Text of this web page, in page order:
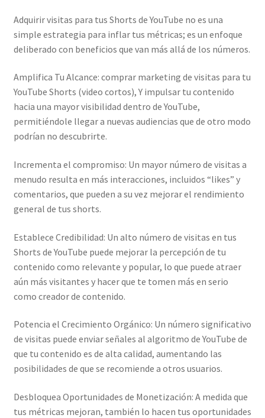
Adquirir visitas para tus Shorts de YouTube no es una
simple estrategia para inflar tus métricas; es un enfoque
deliberado con beneficios que van más allá de los números.
Amplifica Tu Alcance: comprar marketing de visitas para tu
YouTube Shorts (video cortos), Y impulsar tu contenido
hacia una mayor visibilidad dentro de YouTube,
permitiéndole llegar a nuevas audiencias que de otro modo
podrían no descubrirte.
Incrementa el compromiso: Un mayor número de visitas a
menudo resulta en más interacciones, incluidos “likes” y
comentarios, que pueden a su vez mejorar el rendimiento
general de tus shorts.
Establece Credibilidad: Un alto número de visitas en tus
Shorts de YouTube puede mejorar la percepción de tu
contenido como relevante y popular, lo que puede atraer
aún más visitantes y hacer que te tomen más en serio
como creador de contenido.
Potencia el Crecimiento Orgánico: Un número significativo
de visitas puede enviar señales al algoritmo de YouTube de
que tu contenido es de alta calidad, aumentando las
posibilidades de que se recomiende a otros usuarios.
Desbloquea Oportunidades de Monetización: A medida que
tus métricas mejoran, también lo hacen tus oportunidades